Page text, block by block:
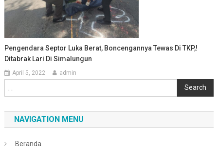
Pengendara Septor Luka Berat, Boncengannya Tewas Di TKP,!
Ditabrak Lari Di Simalungun
April 5, 2022 admin
Search
NAVIGATION MENU
Beranda